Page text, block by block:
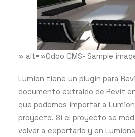
» alt=»Odoo CMS- Sample
Lumion tiene un plugin para
documento extraído de Revit
que podemos importar a
proyecto. Si el proyecto se
volver a exportarlo y en